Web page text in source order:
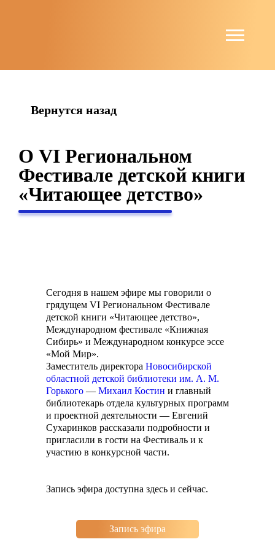
Вернутся назад
О VI Региональном
Фестивале детской книги
«Читающее детство»
Сегодня в нашем эфире мы говорили о
грядущем VI Региональном Фестивале
детской книги «Читающее детство»,
Международном фестивале «Книжная
Сибирь» и Международном конкурсе эссе
«Мой Мир».
Заместитель директора Новосибирской
областной детской библиотеки им. А. М.
Горького — Михаил Костин и главный
библиотекарь отдела культурных программ
и проектной деятельности — Евгений
Сухаринков рассказали подробности и
пригласили в гости на Фестиваль и к
участию в конкурсной части.
Запись эфира доступна здесь и сейчас.
Запись эфира